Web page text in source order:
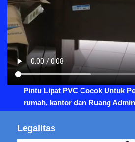
Pintu Lipat PVC Cocok Untuk
rumah, kantor dan Ruang
Legalitas